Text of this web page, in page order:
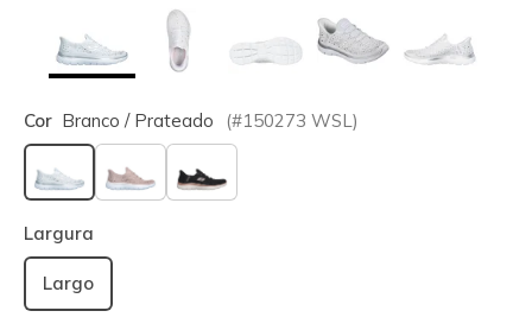
Cor Branco / Prateado (#150273 WSL )
selecionado
Largura
Largo